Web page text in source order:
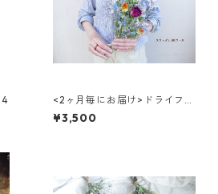
<2ヶ月毎にお届け>ドライフラ
ワーのスワッグ(S) 3回コース
¥3,500